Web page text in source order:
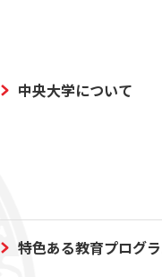
中央大学について
特色ある教育プログ